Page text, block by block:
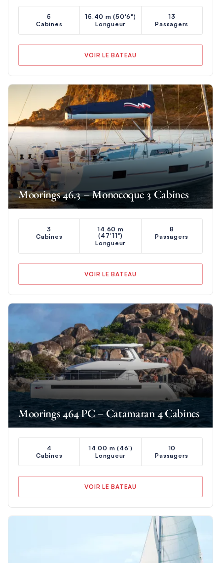
5
Cabines
15.40 m (50'6")
Longueur
13
Passagers
VOIR LE BATEAU
Moorings 46.3 – Monocoque 3 Cabines
3
Cabines
14.60 m
(47'11")
Longueur
8
Passagers
VOIR LE BATEAU
Moorings 464 PC – Catamaran 4 Cabines
4
Cabines
14.00 m (46')
Longueur
10
Passagers
VOIR LE BATEAU